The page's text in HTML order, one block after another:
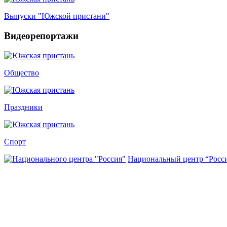
Выпуски "Южской пристани"
Видеорепортажи
Общество
Праздники
Спорт
Национальный центр